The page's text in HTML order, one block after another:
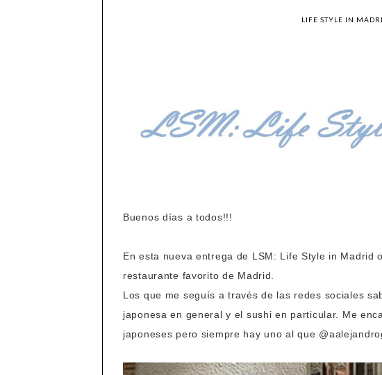
LIFE STYLE IN
Buenos días a todos!!!
En esta nueva entrega de LSM: Life Style in Madrid
restaurante favorito de Madrid.
Los que me seguís a través de las redes sociales
japonesa en general y el sushi en particular. Me
japoneses pero siempre hay uno al que